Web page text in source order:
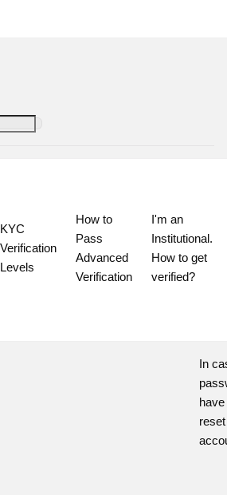
KYC
Verification
Levels
How to
Pass
Advanced
Verification
I'm an
Institutional.
How to get
verified?
In